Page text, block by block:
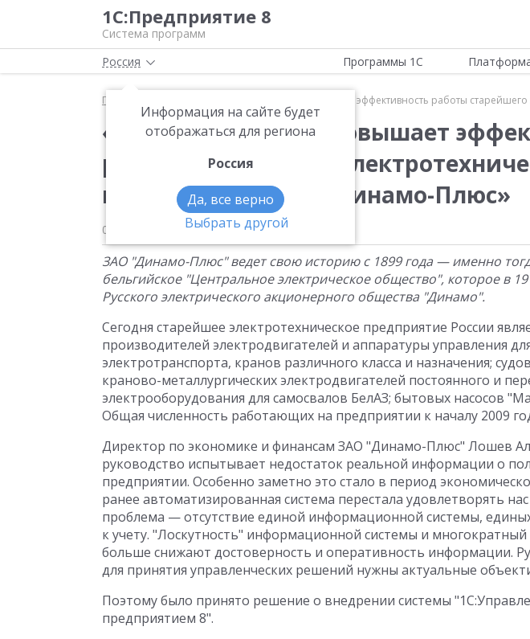
1С:Предприятие 8
Система программ
Россия
Информация на сайте будет
отображаться для региона
Россия
Да, все верно
Выбрать другой
Программы 1С
Главная «1С:Предприятие» повышает эффективность работы
«1С:Предприятие» повышает
работы старейшего
предприятия ЗАО «Динамо-Плюс»
06.07.2009
ЗАО "Динамо-Плюс" ведет свою историю с 1899 года — именно
бельгийское "Центральное электрическое общество", которое в
Русского электрического акционерного общества "Динамо".
Сегодня старейшее электротехническое предприятие России
производителей электродвигателей и аппаратуры управления
электротранспорта, кранов различного класса и назначения;
краново-металлургических электродвигателей постоянного и
электрооборудования для самосвалов БелАЗ; бытовых насосов
Общая численность работающих на предприятии к началу 2009
Директор по экономике и финансам ЗАО "Динамо-Плюс" Лошев
руководство испытывает недостаток реальной информации о
предприятии. Особенно заметно это стало в период
ранее автоматизированная система перестала удовлетворять
проблема — отсутствие единой информационной системы,
к учету. "Лоскутность" информационной системы и
больше снижают достоверность и оперативность информации.
для принятия управленческих решений нужны актуальные
Поэтому было принято решение о внедрении системы
предприятием 8".